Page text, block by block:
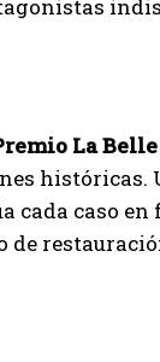
La Belle
históricas.
cada caso en
de